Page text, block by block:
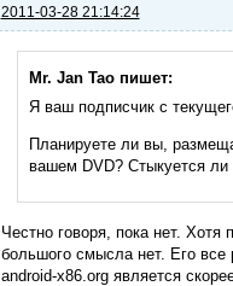
2011-03-28 21:14:24
Mr. Jan Tao пишет:
Я ваш подписчик с
Планируете ли вы,
вашем DVD? Стыкуется ли
Честно говоря, пока нет.
большого смысла нет. Его все
android-x86.org является